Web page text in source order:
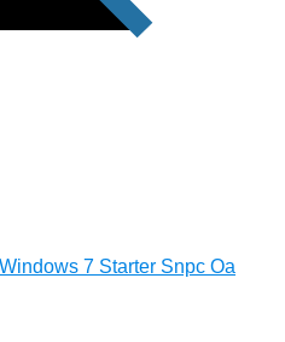
7 Starter Snpc Oa